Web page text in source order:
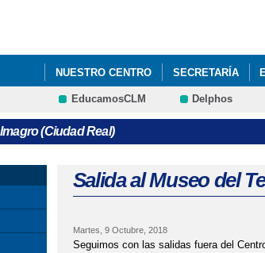
NUESTRO CENTRO SECRETARÍA
ENSEÑANZAS COFINANCIADAS CON EL
NUEVAS METODOLOGÍAS EN EL TIEMPO
EL ERASMUS+ DEL CLAVERO EN LOS
EducamosCLM Delphos
(Ciudad Real)
Salida al Museo del
Martes, 9 Octubre, 2018
Seguimos con las salidas fuera del